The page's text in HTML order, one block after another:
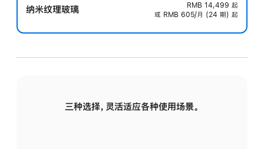
纳米纹理玻璃 RMB 14,499 起
或 RMB 605/月 (24 期) 起
三种选择，灵活适应各种使用场景。